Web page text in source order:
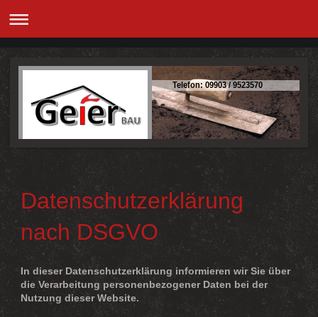
Telefon: 09903 / 9523570
Datenschutzerklärung
nach DSGVO
In dieser Datenschutzerklärung informieren wir Sie über
die Verarbeitung personenbezogener Daten bei der
Nutzung dieser Website.